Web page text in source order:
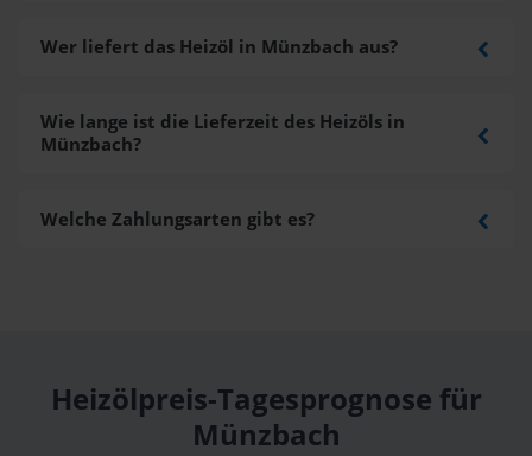
Wer liefert das Heizöl in Münzbach aus?
Wie lange ist die Lieferzeit des Heizöls in
Münzbach?
Welche Zahlungsarten gibt es?
Heizölpreis-Tagesprognose für
Münzbach